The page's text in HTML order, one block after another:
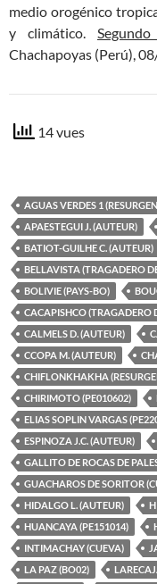
medio orogénico
y climático.
Chachapoyas (Perú),
14 vues
AGUAS VERDES 1
APAESTEGUI J. (AUTEUR)
BATIOT-GUILHE C. (AUTEUR)
BELLAVISTA (TRAGADERO
BOLIVIE (PAYS-BO)
CACAPISHCO (TRAGADERO
CALMELS D. (AUTEUR)
CCOPA M. (AUTEUR)
CHIFLONKHAKHA
CHIRIMOTO (PE010602)
ELIAS SOPLIN VARGAS
ESPINOZA J.C. (AUTEUR)
GALLITO DE ROCAS DE
GUACHAROS DE SORITOR
HIDALGO L. (AUTEUR)
HUANCAYA (PE151014)
INTIMACHAY (CUEVA)
LA PAZ (BO02)